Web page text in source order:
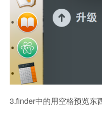
3.finder中的用空格预览东